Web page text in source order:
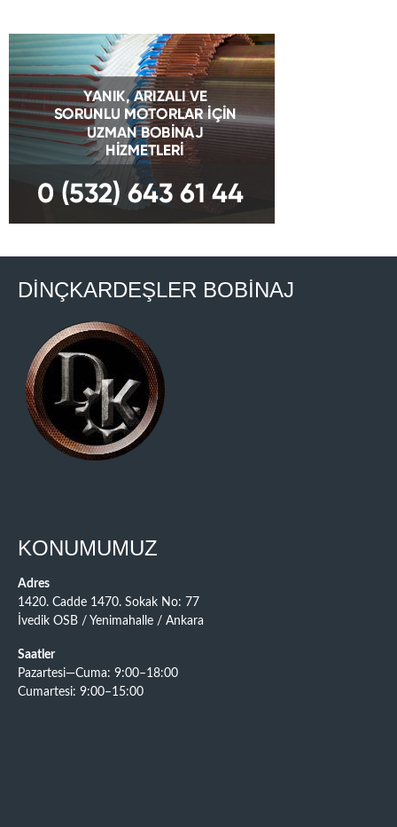
DİNÇKARDEŞLER BOBİNAJ
KONUMUMUZ
Adres
1420. Cadde 1470. Sokak No: 77
İvedik OSB / Yenimahalle / Ankara
Saatler
Pazartesi—Cuma: 9:00–18:00
Cumartesi: 9:00–15:00